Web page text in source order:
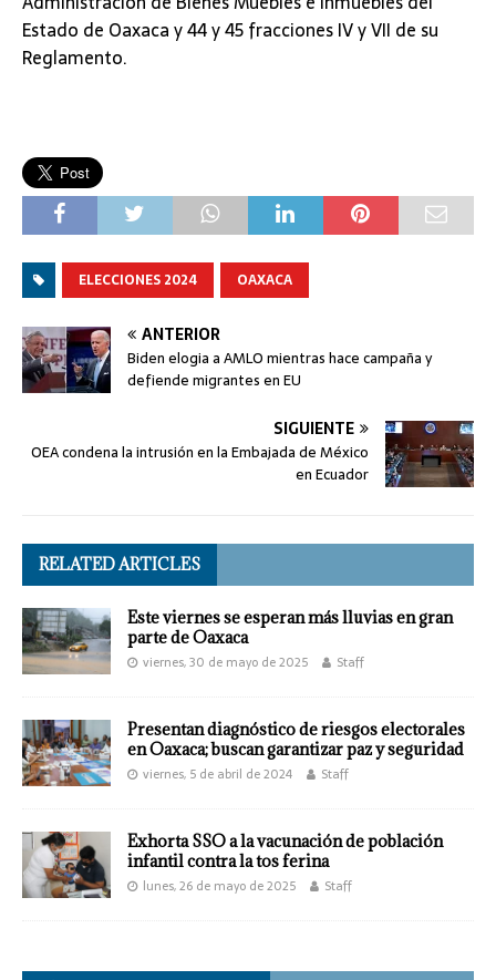
Estado de Oaxaca y 44 y 45 fracciones IV y VII de su
Reglamento.
ELECCIONES 2024 OAXACA
ANTERIOR
Biden elogia a AMLO mientras hace campaña y
defiende migrantes en EU
SIGUIENTE
OEA condena la intrusión en la Embajada de México
en Ecuador
RELATED ARTICLES
Este viernes se esperan más lluvias en gran
parte de Oaxaca
viernes, 30 de mayo de 2025 Staff
Presentan diagnóstico de riesgos electorales
en Oaxaca; buscan garantizar paz y seguridad
viernes, 5 de abril de 2024 Staff
Exhorta SSO a la vacunación de población
infantil contra la tos ferina
lunes, 26 de mayo de 2025 Staff